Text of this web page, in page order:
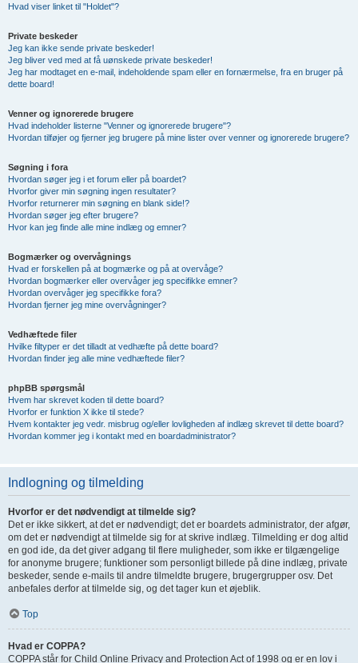
Hvad viser linket til "Holdet"?
Private beskeder
Jeg kan ikke sende private beskeder!
Jeg bliver ved med at få uønskede private beskeder!
Jeg har modtaget en e-mail, indeholdende spam eller en fornærmelse, fra en bruger på
dette board!
Venner og ignorerede brugere
Hvad indeholder listerne "Venner og ignorerede brugere"?
Hvordan tilføjer og fjerner jeg brugere på mine lister over venner og ignorerede brugere?
Søgning i fora
Hvordan søger jeg i et forum eller på boardet?
Hvorfor giver min søgning ingen resultater?
Hvorfor returnerer min søgning en blank side!?
Hvordan søger jeg efter brugere?
Hvor kan jeg finde alle mine indlæg og emner?
Bogmærker og overvågnings
Hvad er forskellen på at bogmærke og på at overvåge?
Hvordan bogmærker eller overvåger jeg specifikke emner?
Hvordan overvåger jeg specifikke fora?
Hvordan fjerner jeg mine overvågninger?
Vedhæftede filer
Hvilke filtyper er det tilladt at vedhæfte på dette board?
Hvordan finder jeg alle mine vedhæftede filer?
phpBB spørgsmål
Hvem har skrevet koden til dette board?
Hvorfor er funktion X ikke til stede?
Hvem kontakter jeg vedr. misbrug og/eller lovligheden af indlæg skrevet til dette board?
Hvordan kommer jeg i kontakt med en boardadministrator?
Indlogning og tilmelding
Hvorfor er det nødvendigt at tilmelde sig?
Det er ikke sikkert, at det er nødvendigt; det er boardets administrator, der afgør,
om det er nødvendigt at tilmelde sig for at skrive indlæg. Tilmelding er dog altid
en god ide, da det giver adgang til flere muligheder, som ikke er tilgængelige
for anonyme brugere; funktioner som personligt billede på dine indlæg, private
beskeder, sende e-mails til andre tilmeldte brugere, brugergrupper osv. Det
anbefales derfor at tilmelde sig, og det tager kun et øjeblik.
Top
Hvad er COPPA?
COPPA står for Child Online Privacy and Protection Act of 1998 og er en lov i